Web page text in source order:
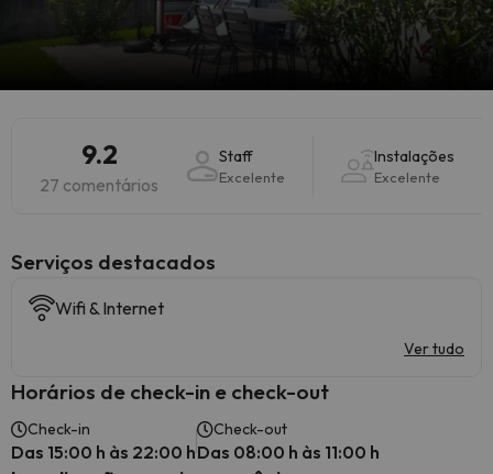
9.2
27 comentários
Staff
Excelente
Instalações
Excelente
Serviços destacados
Wifi & Internet
Ver tudo
Horários de check-in e check-out
Check-in
Das 15:00 h às 22:00 h
Check-out
Das 08:00 h às 11:00 h